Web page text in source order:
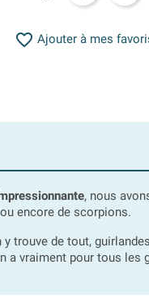
 Ajouter à mes
, nous
encore de scorpions.
y trouve de tout,
a vraiment pour tous les